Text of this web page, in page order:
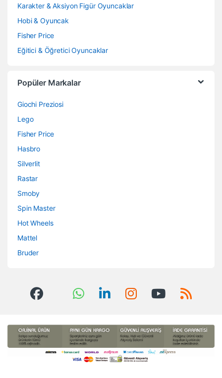
Karakter & Aksiyon Figür Oyuncaklar
Hobi & Oyuncak
Fisher Price
Eğitici & Öğretici Oyuncaklar
Popüler Markalar
Giochi Preziosi
Lego
Fisher Price
Hasbro
Silverlit
Rastar
Smoby
Spin Master
Hot Wheels
Mattel
Bruder